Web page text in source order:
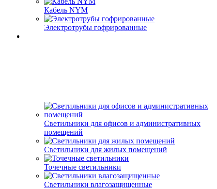
Кабель NYM
Электротрубы гофрированные
Светильники для офисов и административных
помещений
Светильники для жилых помещений
Точечные светильники
Светильники влагозащищенные